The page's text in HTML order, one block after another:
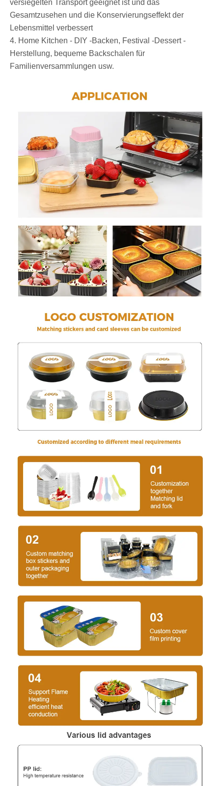
versiegelten Transport geeignet ist und das
Gesamtzusehen und die Konservierungseffekt der
Lebensmittel verbessert
4. Home Kitchen - DIY -Backen, Festival -Dessert -
Herstellung, bequeme Backschalen für
Familienversammlungen usw.